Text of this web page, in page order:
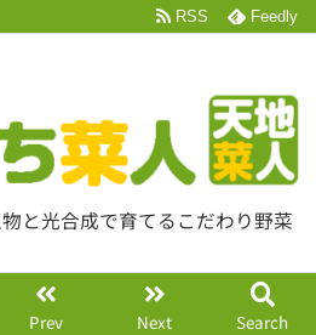
と光合成で育てるこだわり野菜
Prev Next Search
RSS Feedly